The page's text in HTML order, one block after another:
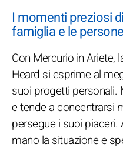
I momenti preziosi
famiglia e le
Con Mercurio in Ariete,
Heard si esprime al
suoi progetti personali.
e tende a concentrarsi
persegue i suoi
mano la situazione e